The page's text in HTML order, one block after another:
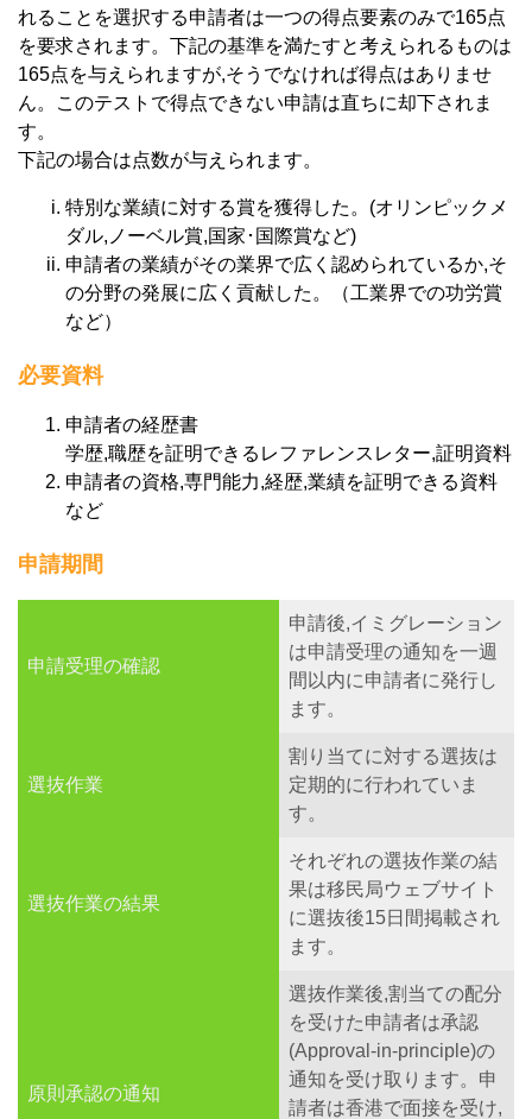
れることを選択する申請者は一つの得点要素のみで165点
を要求されます。下記の基準を満たすと考えられるものは
165点を与えられますが,そうでなければ得点はありませ
ん。このテストで得点できない申請は直ちに却下されま
す。
下記の場合は点数が与えられます。
特別な業績に対する賞を獲得した。(オリンピックメ
ダル,ノーベル賞,国家･国際賞など)
申請者の業績がその業界で広く認められているか,そ
の分野の発展に広く貢献した。（工業界での功労賞
など）
必要資料
申請者の経歴書
学歴,職歴を証明できるレファレンスレター,証明資料
申請者の資格,専門能力,経歴,業績を証明できる資料
など
申請期間
申請受理の確認
申請後,イミグレーション
は申請受理の通知を一週
間以内に申請者に発行し
ます。
選抜作業
割り当てに対する選抜は
定期的に行われていま
す。
選抜作業の結果
それぞれの選抜作業の結
果は移民局ウェブサイト
に選抜後15日間掲載され
ます。
原則承認の通知
選抜作業後,割当ての配分
を受けた申請者は承認
(Approval-in-principle)の
通知を受け取ります。申
請者は香港で面接を受け,